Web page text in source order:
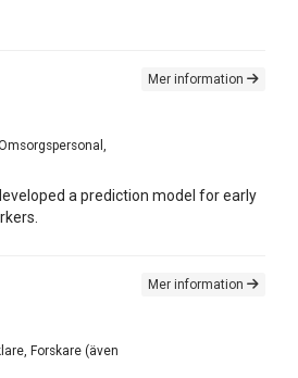
Mer information
a prediction model for early
Forskare (även
Mer information